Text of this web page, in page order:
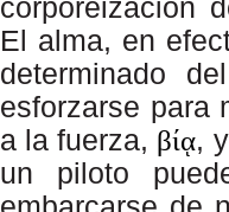
corporeización
El alma, en
determinado
esforzarse para
a la fuerza, βίᾳ,
un piloto